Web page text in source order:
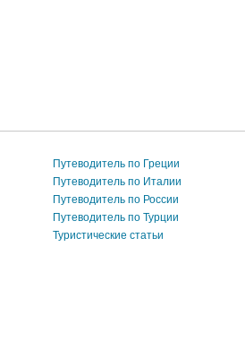
Путеводитель по Греции
Путеводитель по Италии
Путеводитель по России
Путеводитель по Турции
Туристические статьи